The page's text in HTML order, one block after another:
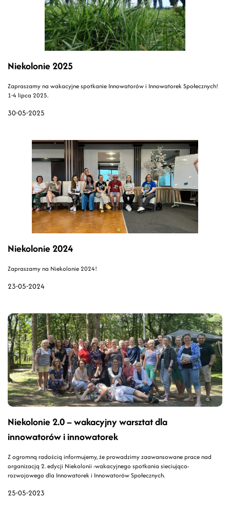
30-05-2025
Niekolonie 2025
Zapraszamy na wakacyjne spotkanie Innowatorów i Innowatorek Społecznych!
1-4 lipca 2025.
23-05-2024
Niekolonie 2024
Zapraszamy na Niekolonie 2024!
25-05-2023
Niekolonie 2.0 – wakacyjny warsztat dla
innowatorów i innowatorek
Z ogromną radością informujemy, że prowadzimy zaawansowane prace nad
organizacją 2. edycji Niekolonii -wakacyjnego spotkania sieciująco-
rozwojowego dla Innowatorek i Innowatorów Społecznych.